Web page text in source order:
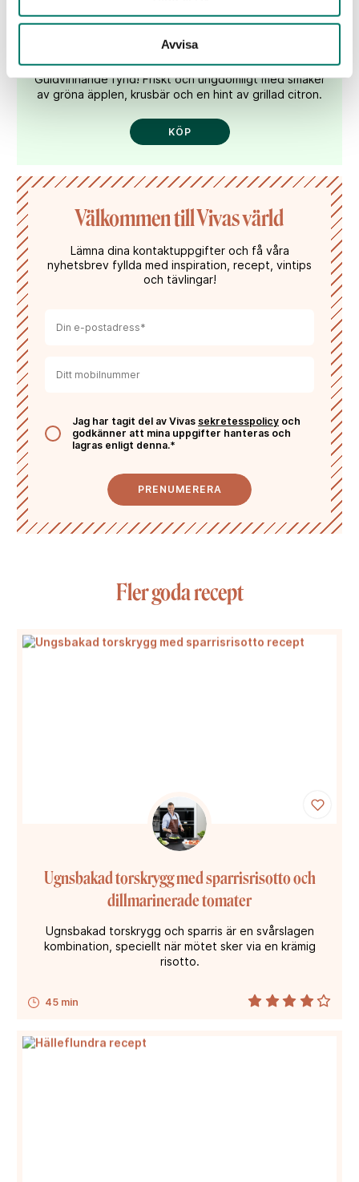
Avvisa
Periquita White
239 kr
Guldvinnande fynd! Friskt och ungdomligt med smaker
av gröna äpplen, krusbär och en hint av grillad citron.
KÖP
Välkommen till Vivas värld
Lämna dina kontaktuppgifter och få våra
nyhetsbrev fyllda med inspiration, recept, vintips
och tävlingar!
Jag har tagit del av Vivas sekretesspolicy och
godkänner att mina uppgifter hanteras och
lagras enligt denna.*
PRENUMERERA
Fler goda recept
45 min
Ugnsbakad torskrygg med sparrisrisotto och
dillmarinerade tomater
Ugnsbakad torskrygg och sparris är en svårslagen
kombination, speciellt när mötet sker via en krämig
risotto.